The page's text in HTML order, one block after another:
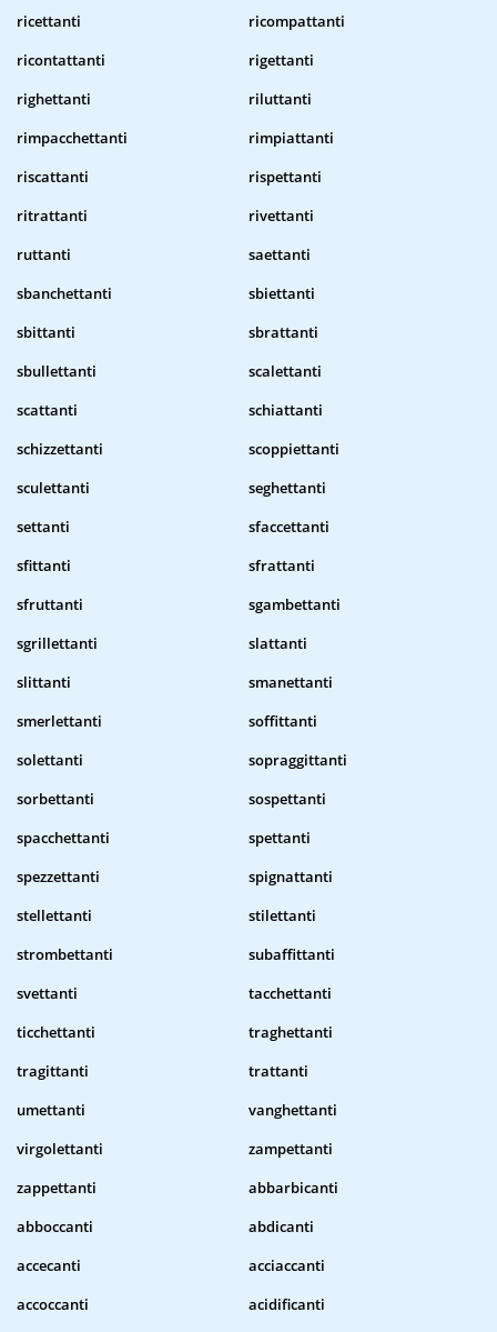
ricettanti
ricompattanti
ricontattanti
rigettanti
righettanti
riluttanti
rimpacchettanti
rimpiattanti
riscattanti
rispettanti
ritrattanti
rivettanti
ruttanti
saettanti
sbanchettanti
sbiettanti
sbittanti
sbrattanti
sbullettanti
scalettanti
scattanti
schiattanti
schizzettanti
scoppiettanti
sculettanti
seghettanti
settanti
sfaccettanti
sfittanti
sfrattanti
sfruttanti
sgambettanti
sgrillettanti
slattanti
slittanti
smanettanti
smerlettanti
soffittanti
solettanti
sopraggittanti
sorbettanti
sospettanti
spacchettanti
spettanti
spezzettanti
spignattanti
stellettanti
stilettanti
strombettanti
subaffittanti
svettanti
tacchettanti
ticchettanti
traghettanti
tragittanti
trattanti
umettanti
vanghettanti
virgolettanti
zampettanti
zappettanti
abbarbicanti
abboccanti
abdicanti
accecanti
acciaccanti
accoccanti
acidificanti